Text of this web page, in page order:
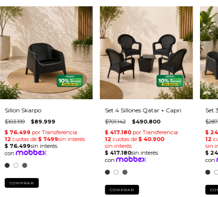
Sillon Skarpo
$103.199 $89.999
COMPRAR
Set 4 Sillones Qatar + Capri
$701.142 $490.800
COMPRAR
Set